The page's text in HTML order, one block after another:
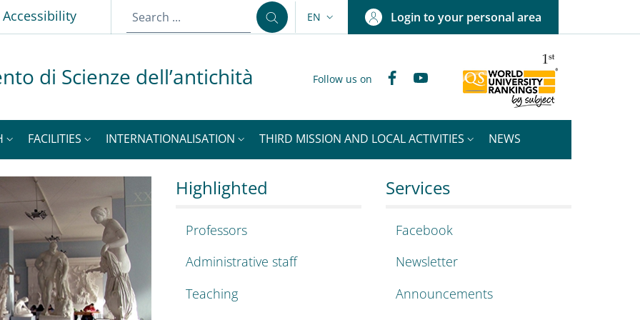
Accessibility LANGUAGE SWITCHER: CURRENT LANGUAGE
EN Login to your personal area
di Scienze dell’antichità Follow us on FacebookYouTube
FACILITIES INTERNATIONALISATION THIRD MISSION AND LOCAL ACTIVITIES NEWS
dell’antichità
of Antiquities
Highlighted
Professors
Administrative staff
Teaching
Services
Facebook
Newsletter
Announcements